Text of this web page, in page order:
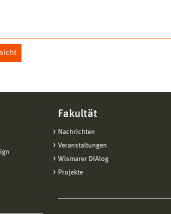
Fakultät
Nachrichten
Veranstaltungen
Wismarer DIAlog
Projekte